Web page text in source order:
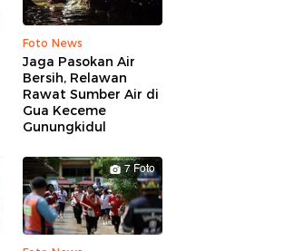
Foto News
Jaga Pasokan Air
Bersih, Relawan
Rawat Sumber Air di
Gua Keceme
Gunungkidul
7 Foto